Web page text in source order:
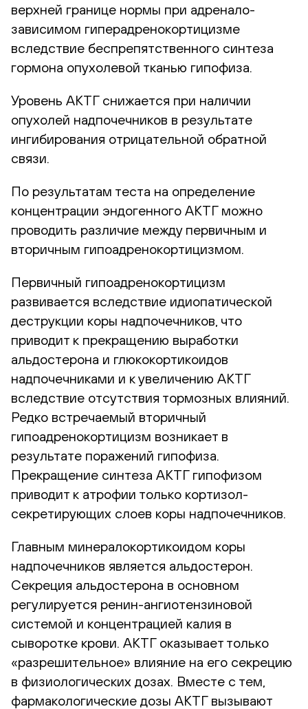
верхней границе нормы при адренало-
зависимом гиперадренокортицизме
вследствие беспрепятственного синтеза
гормона опухолевой тканью гипофиза.
Уровень АКТГ снижается при наличии
опухолей надпочечников в результате
ингибирования отрицательной обратной
связи.
По результатам теста на определение
концентрации эндогенного АКТГ можно
проводить различие между первичным и
вторичным гипоадренокортицизмом.
Первичный гипоадренокортицизм
развивается вследствие идиопатической
деструкции коры надпочечников, что
приводит к прекращению выработки
альдостерона и глюкокортикоидов
надпочечниками и к увеличению АКТГ
вследствие отсутствия тормозных влияний.
Редко встречаемый вторичный
гипоадренокортицизм возникает в
результате поражений гипофиза.
Прекращение синтеза АКТГ гипофизом
приводит к атрофии только кортизол-
секретирующих слоев коры надпочечников.
Главным минералокортикоидом коры
надпочечников является альдостерон.
Секреция альдостерона в основном
регулируется ренин-ангиотензиновой
системой и концентрацией калия в
сыворотке крови. АКТГ оказывает только
«разрешительное» влияние на его секрецию
в физиологических дозах. Вместе с тем,
фармакологические дозы АКТГ вызывают